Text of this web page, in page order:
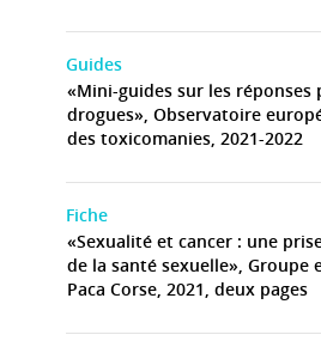
Guides
«Mini-guides sur les réponses
drogues», Observatoire
des toxicomanies, 2021-2022
Fiche
«Sexualité et cancer : une
de la santé sexuelle», Groupe
Paca Corse, 2021, deux pages